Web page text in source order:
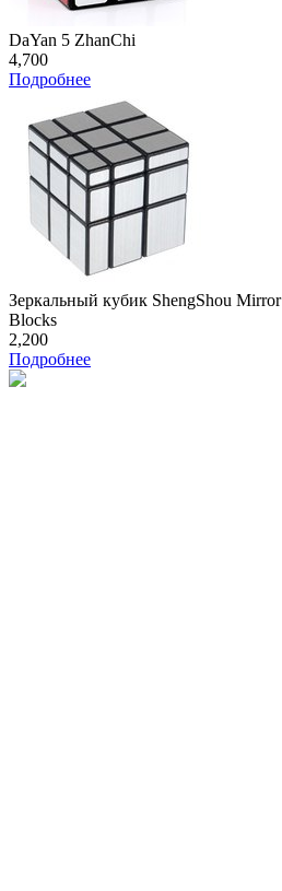
DaYan 5 ZhanChi
4,700
Подробнее
Зеркальный кубик ShengShou Mirror
Blocks
2,200
Подробнее